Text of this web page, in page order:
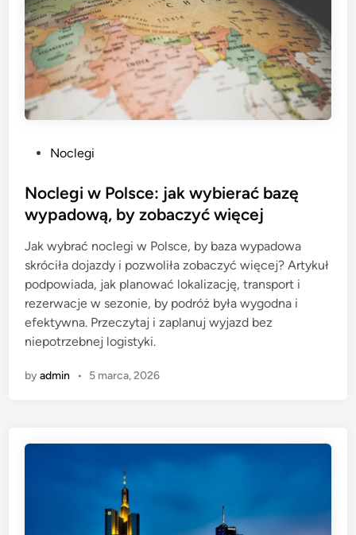
s
t
d
i
n
Noclegi
Noclegi w Polsce: jak wybierać bazę
wypadową, by zobaczyć więcej
Jak wybrać noclegi w Polsce, by baza wypadowa
skróciła dojazdy i pozwoliła zobaczyć więcej? Artykuł
podpowiada, jak planować lokalizację, transport i
rezerwacje w sezonie, by podróż była wygodna i
efektywna. Przeczytaj i zaplanuj wyjazd bez
niepotrzebnej logistyki.
byadmin • 5 marca, 2026